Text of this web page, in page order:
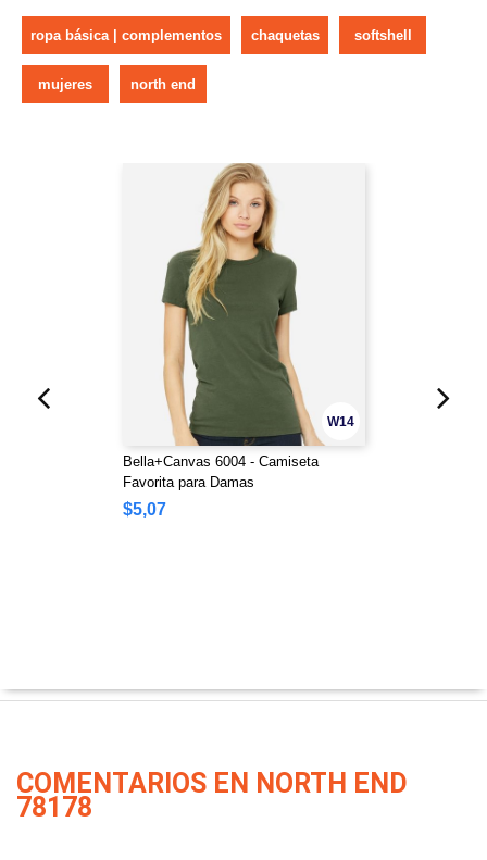
ropa básica | complementos chaquetas softshell
mujeres north end
W14
Bella+Canvas 6004 - Camiseta
Favorita para Damas
$5,07
COMENTARIOS EN NORTH END
78178